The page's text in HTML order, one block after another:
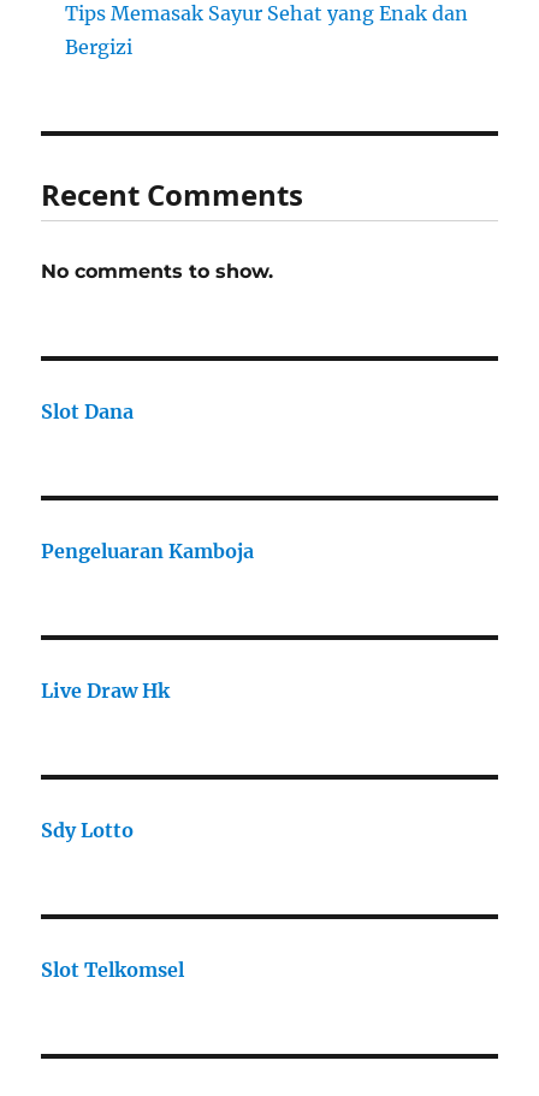
Tips Memasak Sayur Sehat yang Enak dan
Bergizi
Recent Comments
No comments to show.
Slot Dana
Pengeluaran Kamboja
Live Draw Hk
Sdy Lotto
Slot Telkomsel